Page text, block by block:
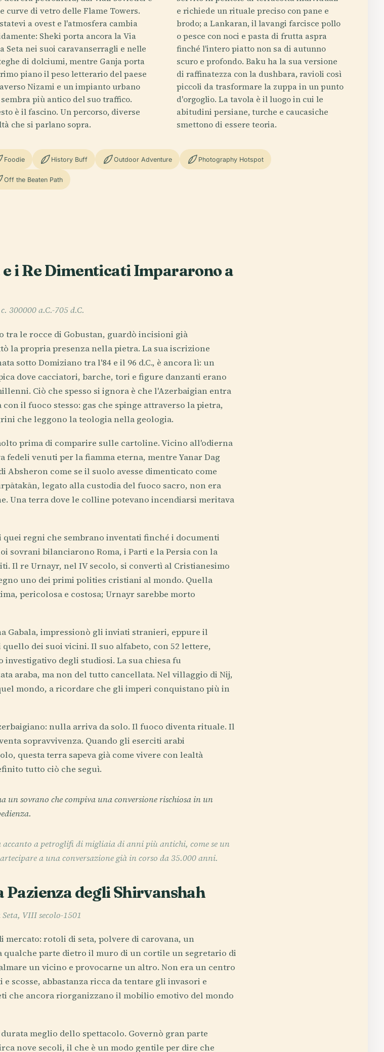
curve di vetro delle Flame Towers.
a ovest e l'atmosfera cambia
Sheki porta ancora la Via
Seta nei suoi caravanserragli e nelle
di dolciumi, mentre Ganja porta
piano il peso letterario del paese
Nizami e un impianto urbano
sembra più antico del suo traffico.
è il fascino. Un percorso, diverse
che si parlano sopra.
e richiede un rituale preciso con pane e
brodo; a Lankaran, il lavangi farcisce pollo
o pesce con noci e pasta di frutta aspra
finché l'intero piatto non sa di autunno
scuro e profondo. Baku ha la sua versione
di raffinatezza con la dushbara, ravioli così
piccoli da trasformare la zuppa in un punto
d'orgoglio. La tavola è il luogo in cui le
abitudini persiane, turche e caucasiche
smettono di essere teoria.
Foodie History Buff Outdoor Adventure Photography Hotspot
Off the Beaten Path
i Re Dimenticati Impararono a
300000 a.C.-705 d.C.
le rocce di Gobustan, guardò incisioni già
la propria presenza nella pietra. La sua iscrizione
sotto Domiziano tra l'84 e il 96 d.C., è ancora lì: un
dove cacciatori, barche, tori e figure danzanti erano
Ciò che spesso si ignora è che l'Azerbaigian entra
il fuoco stesso: gas che spinge attraverso la pietra,
che leggono la teologia nella geologia.
prima di comparire sulle cartoline. Vicino all'odierna
fedeli venuti per la fiamma eterna, mentre Yanar Dag
Absheron come se il suolo avesse dimenticato come
legato alla custodia del fuoco sacro, non era
Una terra dove le colline potevano incendiarsi meritava
quei regni che sembrano inventati finché i documenti
sovrani bilanciarono Roma, i Parti e la Persia con la
Il re Urnayr, nel IV secolo, si convertì al Cristianesimo
uno dei primi polities cristiani al mondo. Quella
pericolosa e costosa; Urnayr sarebbe morto
Gabala, impressionò gli inviati stranieri, eppure il
dei suoi vicini. Il suo alfabeto, con 52 lettere,
degli studiosi. La sua chiesa fu
araba, ma non del tutto cancellata. Nel villaggio di Nij,
mondo, a ricordare che gli imperi conquistano più in
nulla arriva da solo. Il fuoco diventa rituale. Il
sopravvivenza. Quando gli eserciti arabi
questa terra sapeva già come vivere con lealtà
tutto ciò che seguì.
un sovrano che compiva una conversione rischiosa in un
a petroglifi di migliaia di anni più antichi, come se un
a una conversazione già in corso da 35.000 anni.
Pazienza degli Shirvanshah
VIII secolo-1501
mercato: rotoli di seta, polvere di carovana, un
qualche parte dietro il muro di un cortile un segretario di
un vicino e provocarne un altro. Non era un centro
scosse, abbastanza ricca da tentare gli invasori e
che ancora riorganizzano il mobilio emotivo del mondo
meglio dello spettacolo. Governò gran parte
nove secoli, il che è un modo gentile per dire che